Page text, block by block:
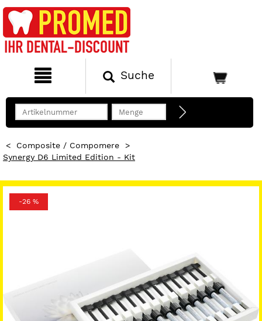
Suche
< Composite / Compomere
>
Synergy D6 Limited Edition - Kit
-26 %